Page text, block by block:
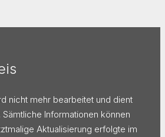
nicht mehr bearbeitet und dient
Informationen können
Aktualisierung erfolgte im